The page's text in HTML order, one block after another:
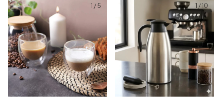
1 / 5 1 /10